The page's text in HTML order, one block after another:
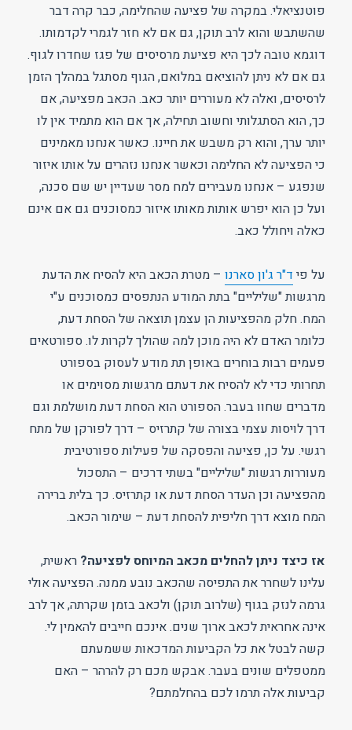
פוטנציאלי. במקרה של פציעה שהחלימה, כבר קרה דבר
שהשתבש והוא לרב תוקן, גם אם לא חזר לגמרי לקדמותו.
דוגמא טובה לכך היא פציעת מרסיסים של פגז שחדרו לגוף.
גם אם לא ניתן להוציאם במלואם, הגוף מסתגל במהלך הזמן
לרסיסים, ואלה לא מעוררים יותר כאב. הכאב מפציעה, אם
כך, הוא הסתגלותי וחשוב תחילה, אך אם הוא מתמיד אין לו
יותר ערך, והוא רק משבש את חיינו. כאשר אנחנו מאמינים
כי הפציעה לא החלימה וכאשר אנחנו נזהרים על אותו איזור
שנפגע – אנחנו מעבירים למח מסר שעדיין יש שם סכנה,
ועל כן הוא יפרש אותות מאותו איזור כמסוכנים גם אם אינם
כאלה ויחולל כאב.
על פי ד"ר ג'ון סארנו – מטרת הכאב היא להסיח את הדעת
מרגשות "שליליים" בתת המודע הנתפסים כמסוכנים ע"י
המח. חלק מהפציעות הן עצמן תוצאה של הסחת דעת,
כלומר האדם לא היה מוכן למה שהולך לקרות לו. ספורטאים
פעמים רבות בוחרים באופן תת מודע לעסוק בספורט
תחרותי כדי לא להסיח את דעתם מרגשות מסוימים או
מדברים שחוו בעבר. הספורט הוא הסחת דעת מושלמת וגם
דרך לויסות עצמי בצורה של קתרזיס – דרך לפורקן של מתח
רגשי. על כן, פציעה והפסקה של פעילות ספורטיבית
מעוררות רגשות "שליליים" בשתי דרכים – התסכול
מהפציעה וכן העדר הסחת דעת או קתרזיס. כך בלית ברירה
המח מוצא דרך חליפית להסחת דעת – שימור הכאב.
אז כיצד ניתן להחלים מכאב המיוחס לפציעה? ראשית,
עלינו לשחרר את התפיסה שהכאב נובע ממנה. הפציעה אולי
גרמה לנזק בגוף (שלרוב תוקן) ולכאב בזמן שקרתה, אך לרב
אינה אחראית לכאב ארוך שנים. אינכם חייבים להאמין לי.
קשה לבטל את כל הקביעות המדכאות ששמעתם
ממטפלים שונים בעבר. אבקש מכם רק להרהר – האם
קביעות אלה תרמו לכם בהחלמתם?